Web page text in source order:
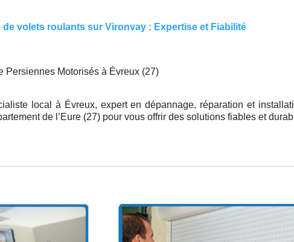
de volets roulants sur Vironvay : Expertise et Fiabilité
Persiennes Motorisés à Évreux (27)
local à Évreux, expert en dépannage, réparation et
de l’Eure (27) pour vous offrir des solutions fiables et